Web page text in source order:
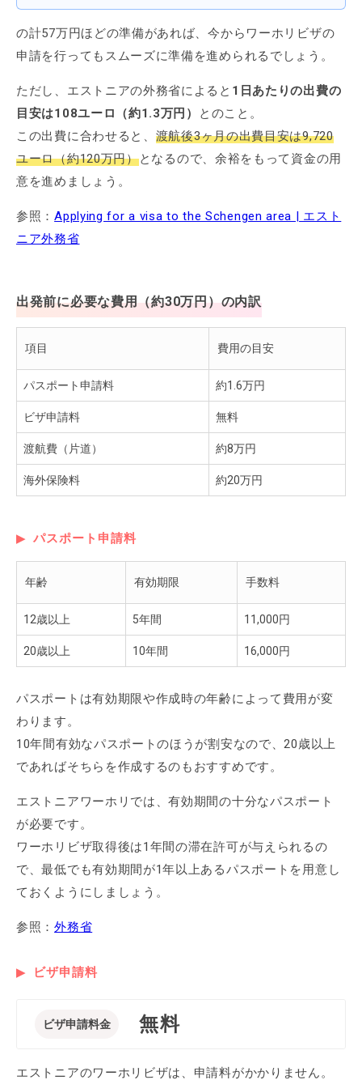
の計57万円ほどの準備があれば、今からワーホリビザの
申請を行ってもスムーズに準備を進められるでしょう。
ただし、エストニアの外務省によると 1日あたりの出費の
目安は108ユーロ（約1.3万円）
とのこと。
この出費に合わせると、 渡航後3ヶ月の出費目安は9,720
ユーロ（約120万円）となるので、余裕をもって資金の用
意を進めましょう。
参照：Applying for a visa to the Schengen area | エスト
ニア外務省
出発前に必要な費用（約30万円）の内訳
項目 費用の目安
パスポート申請料 約1.6万円
ビザ申請料 無料
渡航費（片道） 約8万円
海外保険料 約20万円
パスポート申請料
年齢 有効期限 手数料
12歳以上 5年間 11,000円
20歳以上 10年間 16,000円
パスポートは有効期限や作成時の年齢によって費用が変
わります。
10年間有効なパスポートのほうが割安なので、20歳以上
であればそちらを作成するのもおすすめです。
エストニアワーホリでは、有効期間の十分なパスポート
が必要です。
ワーホリビザ取得後は1年間の滞在許可が与えられるの
で、最低でも有効期間が1年以上あるパスポートを用意し
ておくようにしましょう。
参照：外務省
ビザ申請料
ビザ申請料金 無料
エストニアのワーホリビザは、申請料がかかりません。